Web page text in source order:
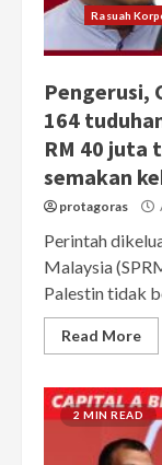
Rasuah
Pengerusi,
164
RM 40 juta
semakan
protagoras
Perintah
Malaysia
Palestin tidak
Read More
2 MIN READ